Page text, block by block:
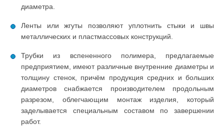
диаметра.
Ленты или жгуты позволяют уплотнить стыки и швы
металлических и пластмассовых конструкций.
Трубки из вспененного полимера, предлагаемые
предприятием, имеют различные внутренние диаметры и
толщину стенок, причём продукция средних и больших
диаметров снабжается производителем продольным
разрезом, облегчающим монтаж изделия, который
заделывается специальным составом по завершении
работ.